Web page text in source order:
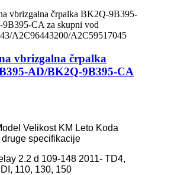
vbrizgalna črpalka
AD/BK2Q-9B395-CA
Velikost KM Leto Koda
druge specifikacije
2.2 d 109-148 2011- TD4,
110, 130, 150